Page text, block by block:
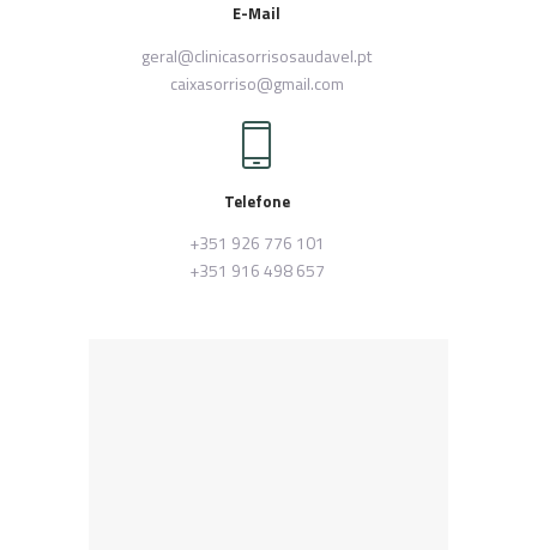
E-Mail
geral@clinicasorrisosaudavel.pt
caixasorriso@gmail.com
Telefone
+351 926 776 101
+351 916 498 657